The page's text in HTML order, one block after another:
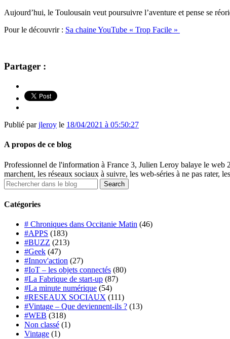
Aujourd’hui, le Toulousain veut poursuivre l’aventure et pense se
Pour le découvrir : Sa chaine YouTube « Trop Facile »
Partager :
Publié parjleroy le 18/04/2021 à 05:50:27
A propos de ce blog
Professionnel de l'information à France 3, Julien Leroy balaye le
marchent, les réseaux sociaux à suivre, les web-séries à ne pas rater,
Catégories
# Chroniques dans Occitanie Matin (46)
#APPS (183)
#BUZZ (213)
#Geek (47)
#Innov'action (27)
#IoT – les objets connectés (80)
#La Fabrique de start-up (87)
#La minute numérique (54)
#RESEAUX SOCIAUX (111)
#Vintage – Que deviennent-ils ? (13)
#WEB (318)
Non classé (1)
Vintage (1)